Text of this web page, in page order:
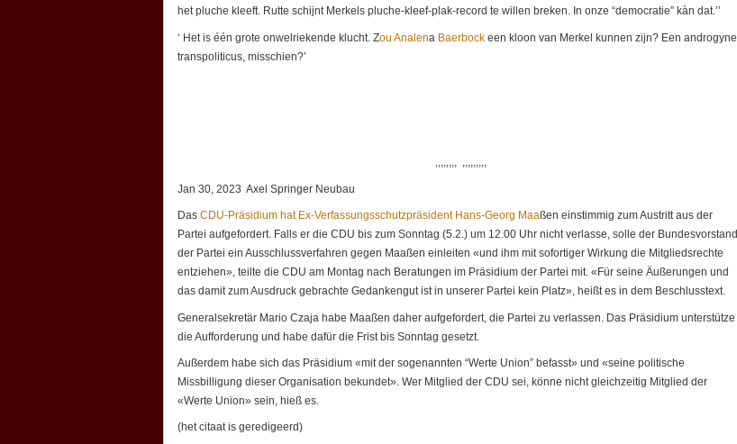
het pluche kleeft. Rutte schijnt Merkels pluche-kleef-plak-record te willen breken. In onze “democratie” kàn dat.’’
‘ Het is één grote onwelriekende klucht. Zou Analena Baerbock een kloon van Merkel kunnen zijn? Een androgyne
transpoliticus, misschien?’
,,,,,,,, ,,,,,,,,,
Jan 30, 2023 Axel Springer Neubau
Das CDU-Präsidium hat Ex-Verfassungsschutzpräsident Hans-Georg Maaßen einstimmig zum Austritt aus der
Partei aufgefordert. Falls er die CDU bis zum Sonntag (5.2.) um 12.00 Uhr nicht verlasse, solle der Bundesvorstand
der Partei ein Ausschlussverfahren gegen Maaßen einleiten «und ihm mit sofortiger Wirkung die Mitgliedsrechte
entziehen», teilte die CDU am Montag nach Beratungen im Präsidium der Partei mit. «Für seine Äußerungen und
das damit zum Ausdruck gebrachte Gedankengut ist in unserer Partei kein Platz», heißt es in dem Beschlusstext.
Generalsekretär Mario Czaja habe Maaßen daher aufgefordert, die Partei zu verlassen. Das Präsidium unterstütze
die Aufforderung und habe dafür die Frist bis Sonntag gesetzt.
Außerdem habe sich das Präsidium «mit der sogenannten “Werte Union” befasst» und «seine politische
Missbilligung dieser Organisation bekundet». Wer Mitglied der CDU sei, könne nicht gleichzeitig Mitglied der
«Werte Union» sein, hieß es.
(het citaat is geredigeerd)